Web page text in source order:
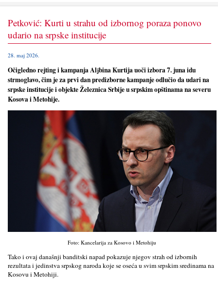
Petković: Kurti u strahu od izbornog poraza ponovo
udario na srpske institucije
28. maj 2026.
Očigledno rejting i kampanja Alјbina Kurtija uoči izbora 7. juna idu
strmoglavo, čim je za prvi dan predizborne kampanje odlučio da udari na
srpske institucije i objekte Železnica Srbije u srpskim opštinama na severu
Kosova i Metohije.
Foto: Kancelarija za Kosovo i Metohiju
Tako i ovaj današnji banditski napad pokazuje njegov strah od izbornih
rezultata i jedinstva srpskog naroda koje se oseća u svim srpskim sredinama na
Kosovu i Metohiji.